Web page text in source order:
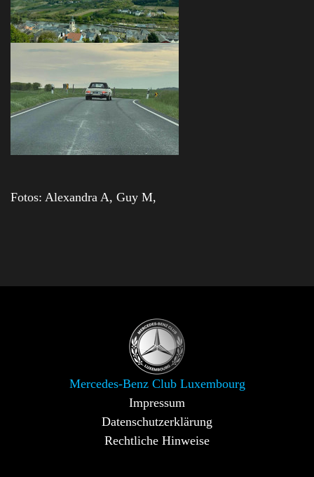
Fotos: Alexandra A, Guy M,
Mercedes-Benz Club Luxembourg
Impressum
Datenschutzerklärung
Rechtliche Hinweise